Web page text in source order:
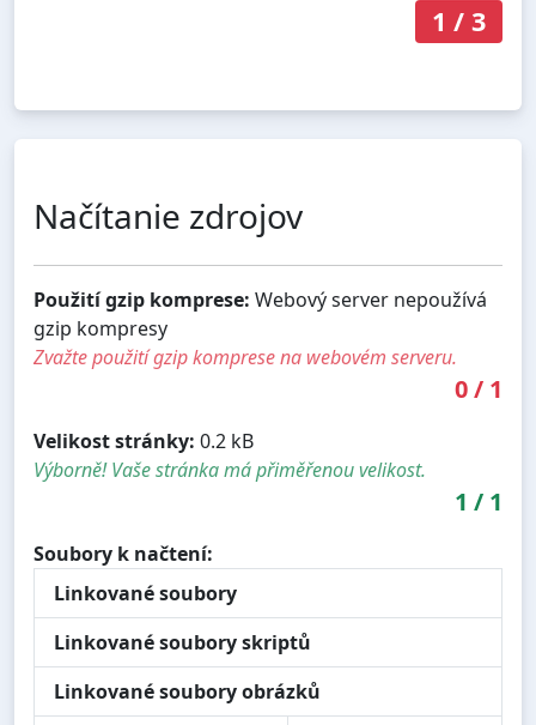
1 / 3
Načítanie zdrojov
Použití gzip komprese: Webový server nepoužívá
gzip kompresy
Zvažte použití gzip komprese na webovém serveru.
0/ 1
Velikost stránky: 0.2 kB
Výborně! Vaše stránka má přiměřenou velikost.
1 / 1
Soubory k načtení:
Linkované soubory
Linkované soubory skriptů
Linkované soubory obrázků